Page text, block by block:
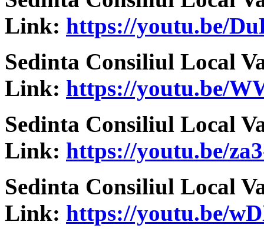
Link: https://youtu.be/
Sedinta Consiliul Local
Link: https://youtu.be/
Sedinta Consiliul Local
Link: https://youtu.be/
Sedinta Consiliul Local
Link: https://youtu.be/